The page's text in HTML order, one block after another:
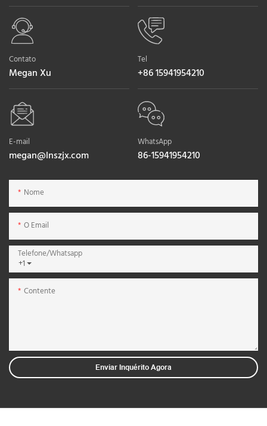
Contato
Megan Xu
Tel
+86 15941954210
E-mail
megan@lnszjx.com
WhatsApp
86-15941954210
Nome
O Email
+1
Telefone/whatsapp
Contente
Enviar Inquérito Agora